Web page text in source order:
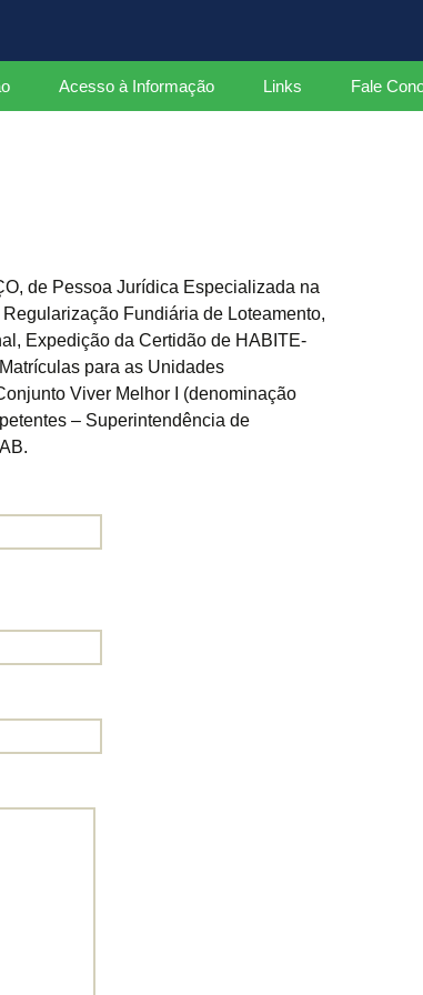
Normativas
Acesso à Informação Links Fale
de Pessoa Jurídica Especializada na
Fundiária de Loteamento,
Expedição da Certidão de HABITE-
para as Unidades
Viver Melhor I (denominação
– Superintendência de